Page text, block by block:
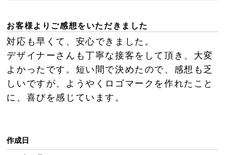
お客様よりご感想をいただきました
対応も早くて、安心できました。
デザイナーさんも丁寧な接客をして頂き、大変
よかったです。短い間で決めたので、感想も乏
しいですが、ようやくロゴマークを作れたこと
に、喜びを感じています。
作成日